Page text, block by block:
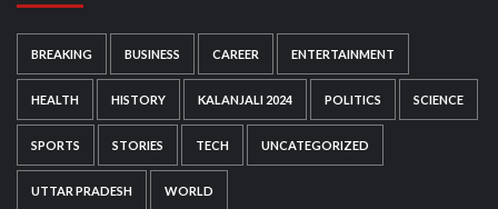
BREAKING BUSINESS CAREER ENTERTAINMENT
HEALTH HISTORY KALANJALI 2024 POLITICS SCIENCE
SPORTS STORIES TECH UNCATEGORIZED
UTTAR PRADESH WORLD